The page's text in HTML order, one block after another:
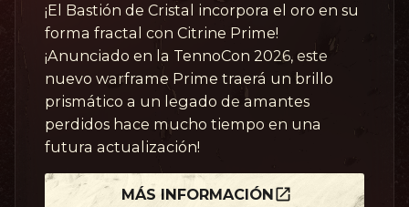
¡El Bastión de Cristal incorpora el oro en su
forma fractal con Citrine Prime!
¡Anunciado en la TennoCon 2026, este
nuevo warframe Prime traerá un brillo
prismático a un legado de amantes
perdidos hace mucho tiempo en una
futura actualización!
MÁS INFORMACIÓN